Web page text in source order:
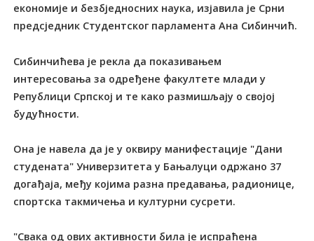
економије и безбједносних наука, изјавила је Срни
предсједник Студентског парламента Ана Сибинчић.
Сибинчићева је рекла да показивањем
интересовања за одређене факултете млади у
Републици Српској и те како размишљају о својој
будућности.
Она је навела да је у оквиру манифестације "Дани
студената" Универзитета у Бањалуци одржано 37
догађаја, међу којима разна предавања, радионице,
спортска такмичења и културни сусрети.
"Свака од ових активности била је испраћена